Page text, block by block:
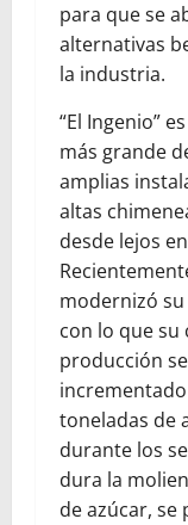
para que se
alternativas
la industria.
“El Ingenio”
más grande
amplias
altas
desde lejos
modernizó
con lo que su
producción
toneladas de
durante los
dura la
de azúcar, se